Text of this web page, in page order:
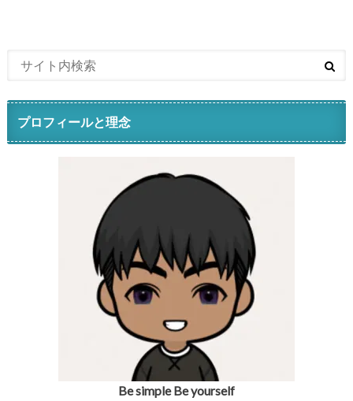
プロフィールと理念
Be simple Be yourself